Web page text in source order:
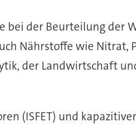
bei der Beurteilung der
Nährstoffe wie Nitrat,
der Landwirtschaft
(ISFET) und